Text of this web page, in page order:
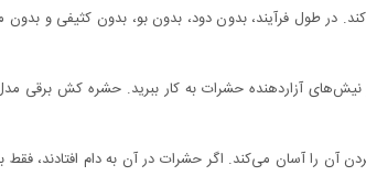
در طول فرآیند، بدون دود، بدون بو، بدون کثیفی و
نیش‌های آزاردهنده حشرات به کار ببرید. حشره کش
را آسان می‌کند. اگر حشرات در آن به دام افتادند، فقط